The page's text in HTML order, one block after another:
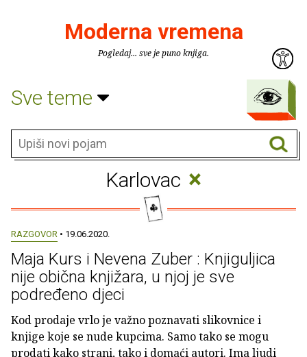
Moderna vremena
Pogledaj... sve je puno knjiga.
Sve teme
Karlovac ×
RAZGOVOR • 19.06.2020.
Maja Kurs i Nevena Zuber : Knjiguljica
nije obična knjižara, u njoj je sve
podređeno djeci
Kod prodaje vrlo je važno poznavati slikovnice i
knjige koje se nude kupcima. Samo tako se mogu
prodati kako strani, tako i domaći autori. Ima ljudi